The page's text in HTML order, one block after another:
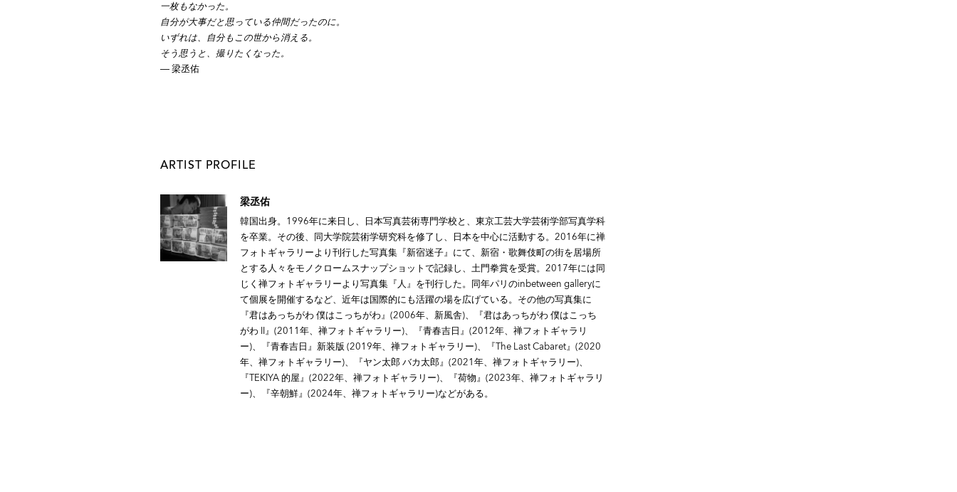
一枚もなかった。
自分が大事だと思っている仲間だったのに。
いずれは、自分もこの世から消える。
そう思うと、撮りたくなった。
― 梁丞佑
ARTIST PROFILE
梁丞佑
韓国出身。1996年に来日し、日本写真芸術専門学校と、東京工芸大学芸術学部写真学科
を卒業。その後、同大学院芸術学研究科を修了し、日本を中心に活動する。2016年に禅
フォトギャラリーより刊行した写真集『新宿迷子』にて、新宿・歌舞伎町の街を居場所
とする人々をモノクロームスナップショットで記録し、土門拳賞を受賞。2017年には同
じく禅フォトギャラリーより写真集『人』を刊行した。同年パリのinbetween galleryに
て個展を開催するなど、近年は国際的にも活躍の場を広げている。その他の写真集に
『君はあっちがわ 僕はこっちがわ』(2006年、新風舎)、『君はあっちがわ 僕はこっち
がわ II』(2011年、禅フォトギャラリー)、『青春吉日』(2012年、禅フォトギャラリ
ー)、『青春吉日』新装版 (2019年、禅フォトギャラリー)、『The Last Cabaret』(2020
年、禅フォトギャラリー)、『ヤン太郎 バカ太郎』(2021年、禅フォトギャラリー)、
『TEKIYA 的屋』(2022年、禅フォトギャラリー)、『荷物』(2023年、禅フォトギャラリ
ー)、『辛朝鮮』(2024年、禅フォトギャラリー)などがある。